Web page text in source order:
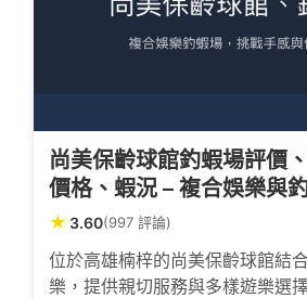
尚美保齡球館釣蝦場評價
價格、蝦況 – 複合娛樂與
★ 3.60(997 評論)
位於高雄楠梓的尚美保齡球館結
樂，提供親切服務與多樣遊樂選